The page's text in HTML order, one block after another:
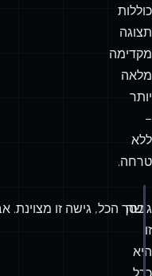
כוללות
תצוגה
מקדימה
מלאה
יותר
–
ללא
טרחה.
גישה
זו
היא
בסך הכל, גישה זו מצוינת.